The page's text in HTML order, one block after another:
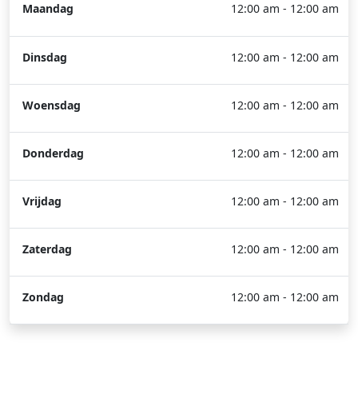
Maandag 12:00 am - 12:00 am
Dinsdag 12:00 am - 12:00 am
Woensdag 12:00 am - 12:00 am
Donderdag 12:00 am - 12:00 am
Vrijdag 12:00 am - 12:00 am
Zaterdag 12:00 am - 12:00 am
Zondag 12:00 am - 12:00 am